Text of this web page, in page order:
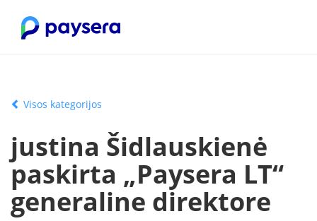
Visos kategorijos
justina Šidlauskienė
paskirta „Paysera LT“
generaline direktore